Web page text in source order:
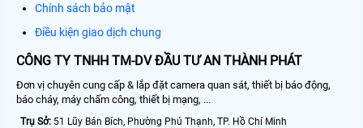
Chính sách bảo mật
Điều kiện giao dịch chung
CÔNG TY TNHH TM-DV ĐẦU TƯ AN THÀNH PHÁT
Đơn vị chuyên cung cấp & lắp đặt camera quan sát, thiết bị báo động,
báo cháy, máy chấm công, thiết bị mạng, ...
Trụ Sở: 51 Lũy Bán Bích, Phường Phú Thạnh, TP. Hồ Chí Minh